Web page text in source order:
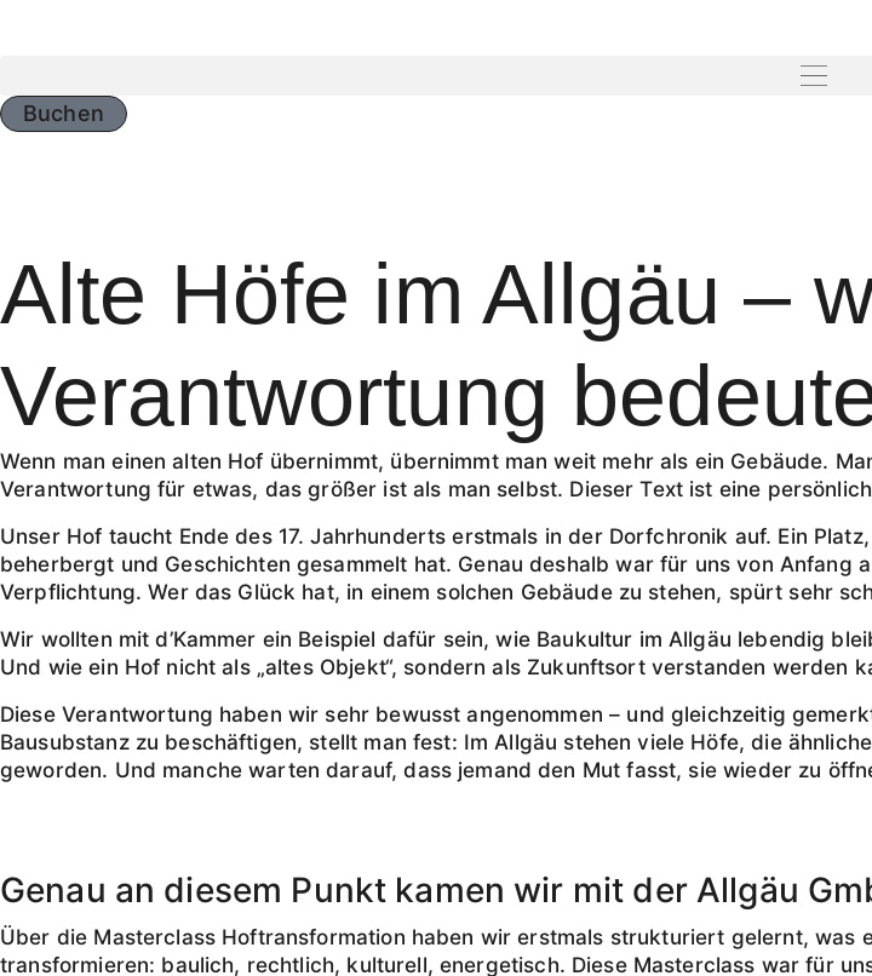
Buchen
Alte Höfe im Allgäu –
Verantwortung
Wenn man einen alten Hof übernimmt, übernimmt man weit mehr als ein Gebäude.
Verantwortung für etwas, das größer ist als man selbst. Dieser Text ist eine
Unser Hof taucht Ende des 17. Jahrhunderts erstmals in der Dorfchronik auf. Ein
beherbergt und Geschichten gesammelt hat. Genau deshalb war für uns von Anfang
Verpflichtung. Wer das Glück hat, in einem solchen Gebäude zu stehen, spürt sehr
Wir wollten mit d’Kammer ein Beispiel dafür sein, wie Baukultur im Allgäu lebendig
Und wie ein Hof nicht als „altes Objekt“, sondern als Zukunftsort verstanden werden
Diese Verantwortung haben wir sehr bewusst angenommen – und gleichzeitig
Bausubstanz zu beschäftigen, stellt man fest: Im Allgäu stehen viele Höfe, die
geworden. Und manche warten darauf, dass jemand den Mut fasst, sie wieder zu
Genau an diesem Punkt kamen wir mit der Allgäu
Über die Masterclass Hoftransformation haben wir erstmals strukturiert gelernt, was
transformieren: baulich, rechtlich, kulturell, energetisch. Diese Masterclass war für